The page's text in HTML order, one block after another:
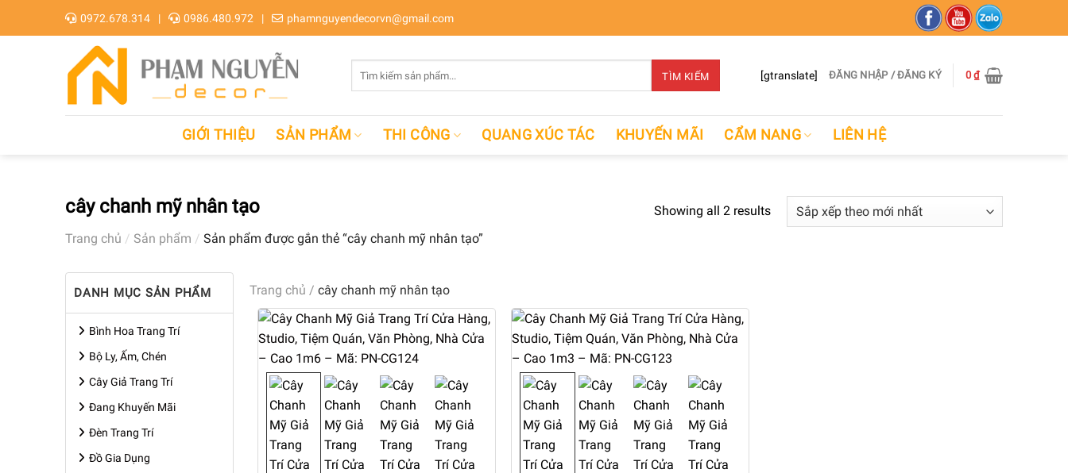
0972.678.314 0986.480.972 phamnguyendecorvn@gmail.com
Tìm
kiếm:
TÌM KIẾM [gtranslate] ĐĂNG NHẬP / ĐĂNG KÝ 0₫
GIỚI THIỆU SẢN PHẨM THI CÔNG QUANG XÚC TÁC KHUYẾN MÃI CẨM NANG LIÊN HỆ
cây chanh mỹ nhân tạo
Trang chủ / Sản phẩm / Sản phẩm được gắn thẻ “cây chanh mỹ nhân tạo”
Showing all 2 results
DANH MỤC SẢN PHẨM
Bình Hoa Trang Trí
Bộ Ly, Ấm, Chén
Cây Giả Trang Trí
Đang Khuyến Mãi
Đèn Trang Trí
Đồ Gia Dụng
Trang chủ / cây chanh mỹ nhân tạo